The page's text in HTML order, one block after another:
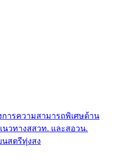
การความสามารถพิเศษด้าน
วทางสสวท. และสอวน.
นสตรีทุ่งสง